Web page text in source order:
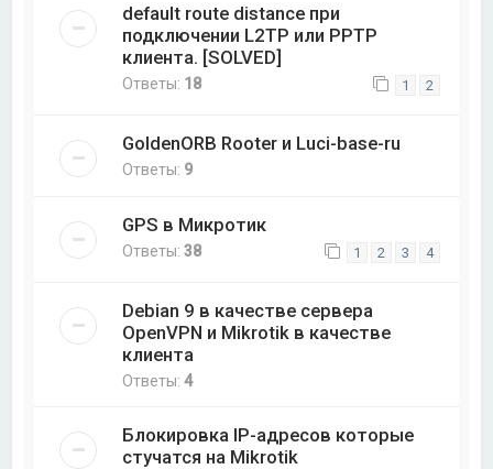
default route distance при
подключении L2TP или PPTP
клиента. [SOLVED]
Ответы: 18 1 2
GoldenORB Rooter и Luci-base-ru
Ответы: 9
GPS в Микротик
Ответы:38 1 2 3 4
Debian 9 в качестве сервера
OpenVPN и Mikrotik в качестве
клиента
Ответы:4
Блокировка IP-адресов которые
стучатся на Mikrotik